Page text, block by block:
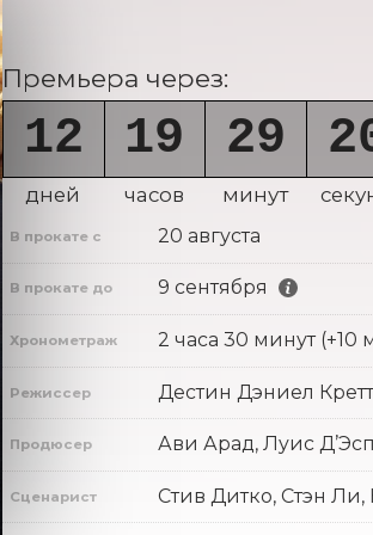
Премьера через:
12
дней
19
часов
29
минут
В прокате с 20 августа
В прокате до 9 сентября
Хронометраж 2 часа 30 минут (+10
Режиссер Дестин Дэниел
Продюсер Ави Арад, Луис
Сценарист Стив Дитко, Стэн